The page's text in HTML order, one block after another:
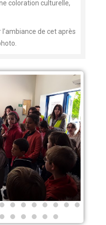
coloration culturelle,
de cet après